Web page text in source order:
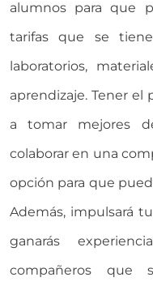
alumnos para que
tarifas que se
laboratorios,
aprendizaje. Tener el
a tomar mejores
colaborar en una
opción para que
Además, impulsará
ganarás
compañeros que